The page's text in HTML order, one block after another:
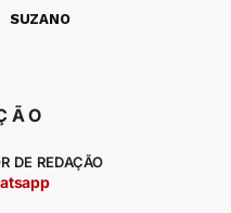
SUZANO
DE REDAÇÃO